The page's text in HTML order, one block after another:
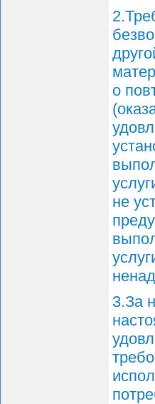
о
не
3.За